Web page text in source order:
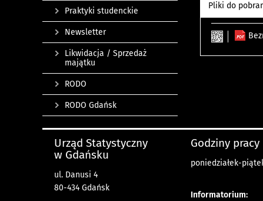
Pliki do
Praktyki studenckie
Newsletter
Likwidacja / Sprzedaż
majątku
RODO
RODO Gdańsk
Urząd Statystyczny
w Gdańsku
ul. Danusi 4
80-434 Gdańsk
Godziny pracy
poniedziałek-
Informatorium: